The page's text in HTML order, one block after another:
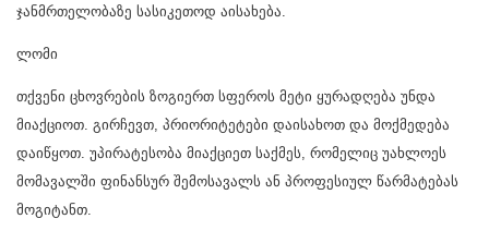
ჯანმრთელობაზე სასიკეთოდ აისახება.
ლომი
თქვენი ცხოვრების ზოგიერთ სფეროს მეტი ყურადღება უნდა
მიაქციოთ. გირჩევთ, პრიორიტეტები დაისახოთ და მოქმედება
დაიწყოთ. უპირატესობა მიაქციეთ საქმეს, რომელიც უახლოეს
მომავალში ფინანსურ შემოსავალს ან პროფესიულ წარმატებას
მოგიტანთ.